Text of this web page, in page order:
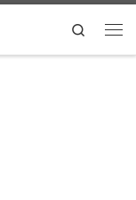
Search